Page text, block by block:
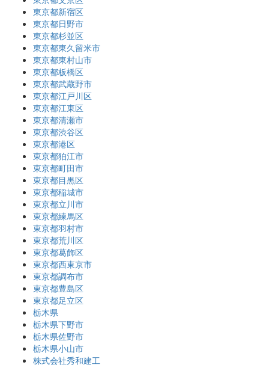
東京都新宿区
東京都日野市
東京都杉並区
東京都東久留米市
東京都東村山市
東京都板橋区
東京都武蔵野市
東京都江戸川区
東京都江東区
東京都清瀬市
東京都渋谷区
東京都港区
東京都狛江市
東京都町田市
東京都目黒区
東京都稲城市
東京都立川市
東京都練馬区
東京都羽村市
東京都荒川区
東京都葛飾区
東京都西東京市
東京都調布市
東京都豊島区
東京都足立区
栃木県
栃木県下野市
栃木県佐野市
栃木県小山市
株式会社秀和建工